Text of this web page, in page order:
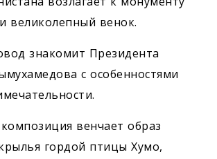
великолепный венок.
знакомит Президента
с особенностями
венчает образ
гордой птицы Хумо,